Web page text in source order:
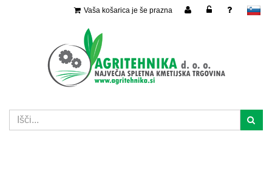
slovensko
Vaša košarica je še prazna